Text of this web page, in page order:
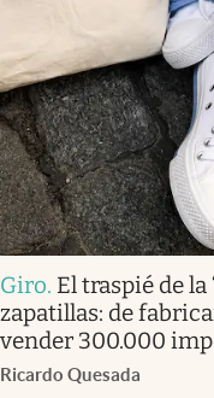
Giro. El traspié de
zapatillas: de
vender 300.000
Ricardo Quesada